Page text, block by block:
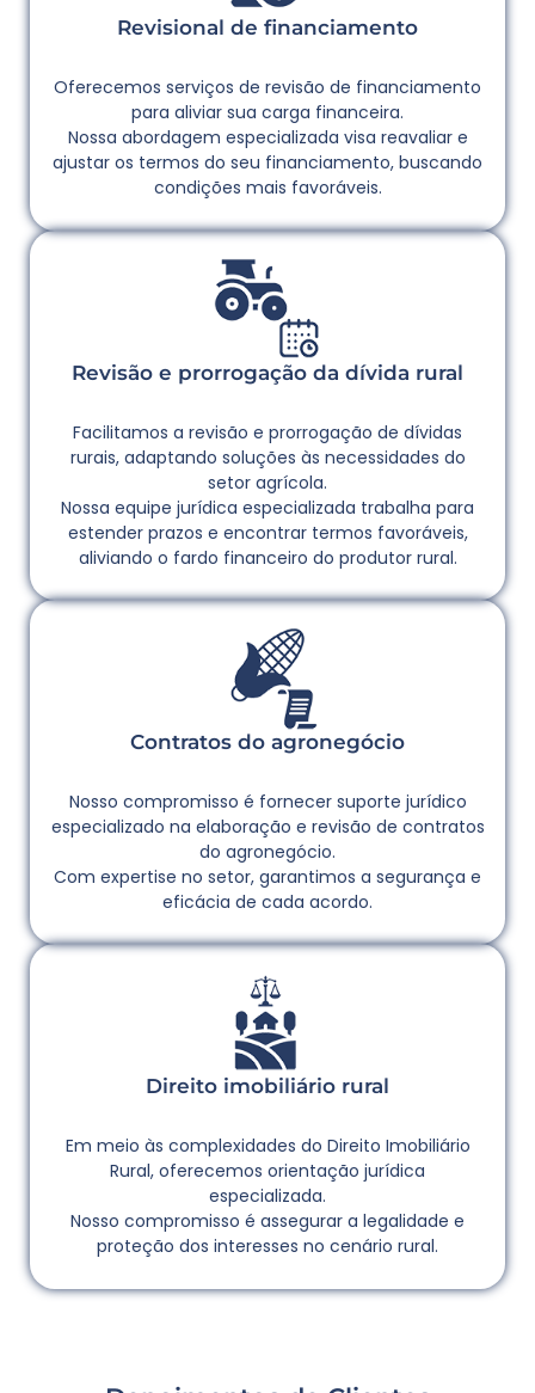
Revisional de financiamento
Oferecemos serviços de revisão de financiamento
para aliviar sua carga financeira.
Nossa abordagem especializada visa reavaliar e
ajustar os termos do seu financiamento, buscando
condições mais favoráveis.
Revisão e prorrogação da dívida rural
Facilitamos a revisão e prorrogação de dívidas
rurais, adaptando soluções às necessidades do
setor agrícola.
Nossa equipe jurídica especializada trabalha para
estender prazos e encontrar termos favoráveis,
aliviando o fardo financeiro do produtor rural.
Contratos do agronegócio
Nosso compromisso é fornecer suporte jurídico
especializado na elaboração e revisão de contratos
do agronegócio.
Com expertise no setor, garantimos a segurança e
eficácia de cada acordo.
Direito imobiliário rural
Em meio às complexidades do Direito Imobiliário
Rural, oferecemos orientação jurídica
especializada.
Nosso compromisso é assegurar a legalidade e
proteção dos interesses no cenário rural.